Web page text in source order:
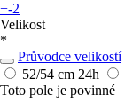
+-2
Velikost
*
Průvodce velikostí
52/54 cm 24h
Toto pole je povinné